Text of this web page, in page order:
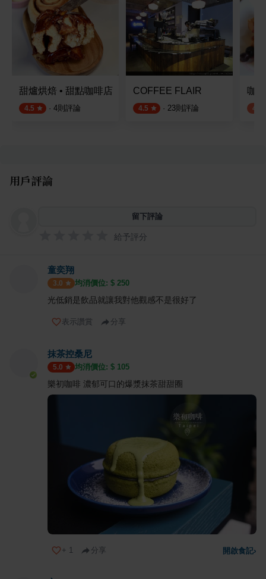
甜爐烘焙 • 甜點咖啡店
4.5 · 4則評論
COFFEE FLAIR
4.5 · 23則評論
咖
4.3
用戶評論
留下評論
給予評分
童奕翔
3.0 均消價位: $ 250
光低銷是飲品就讓我對他觀感不是很好了
表示讚賞 分享
抹茶控桑尼
5.0 均消價位: $ 105
樂初咖啡 濃郁可口的爆漿抹茶甜甜圈
+ 1 分享 開啟食記›